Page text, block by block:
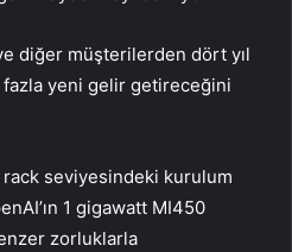
diğer müşterilerden dört yıl
yeni gelir getireceğini
rack seviyesindeki kurulum
1 gigawatt MI450
zorluklarla